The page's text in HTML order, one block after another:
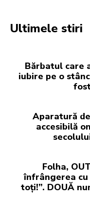
Ultimele stiri
Bărbatul care
iubire pe o
Aparatură
accesibilă
Folha,
înfrângerea cu
toți!”. DOUĂ